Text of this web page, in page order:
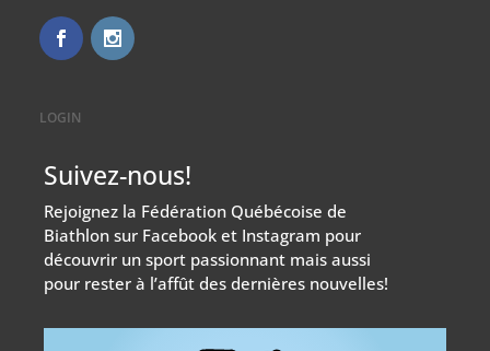
LOGIN
Suivez-nous!
Rejoignez la Fédération Québécoise de
Biathlon sur Facebook et Instagram pour
découvrir un sport passionnant mais aussi
pour rester à l’affût des dernières nouvelles!